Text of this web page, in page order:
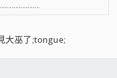
大巫了;tongue;